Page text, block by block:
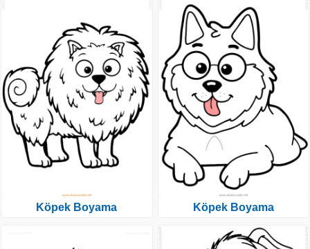
Köpek Boyama Köpek Boyama